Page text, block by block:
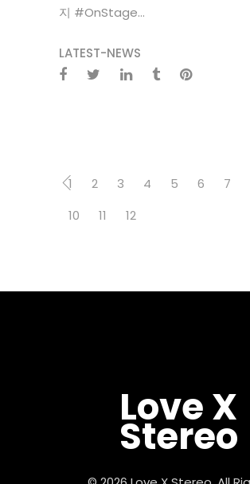
지 #OnStage...
LATEST-NEWS
1 2 3 4 5 6 7
10
11 12
Love X
Stereo